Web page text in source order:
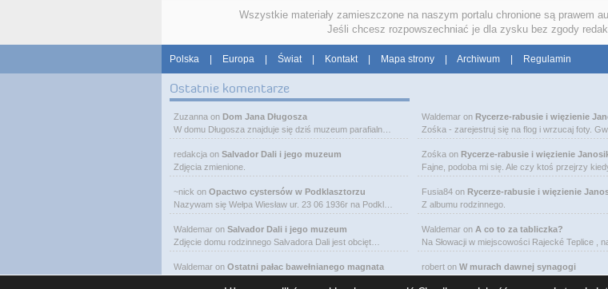
Wszystkie materiały zamieszczone na naszym portalu chronione są prawem
Jeśli chcesz rozpowszechniać je dla zysku bez zgody
Polska | Europa | Świat | Kontakt | Mapa strony | Archiwum | Regulamin
Ostatnie komentarze
Zuzanna on Dom Jana Długosza
W domu Długosza znajduje się dziś muzeum parafialn…
redakcja on Salvador Dali i jego muzeum
Zdjęcia zmienione.
~nick on Opactwo cystersów w Podklasztorzu
Nazywam się Wełpa Wiesław ur. 23 06 1936r na Podkl…
Waldemar on Salvador Dali i jego muzeum
Zdjęcie domu rodzinnego Salvadora Dali jest obcięt…
Waldemar on Ostatni pałac bawełnianego magnata
Waldemar on Rycerze-rabusie i więzienie
Zośka - zarejestruj się na flog i wrzucaj foty.
Zośka on Rycerze-rabusie i więzienie
Fajne, podoba mi się. Ale czy ktoś przejrzy
Fusia84 on Rycerze-rabusie i więzienie
Z albumu rodzinnego.
Waldemar on A co to za tabliczka?
Na Słowacji w miejscowości Rajecké Teplice ,
robert on W murach dawnej synagogi